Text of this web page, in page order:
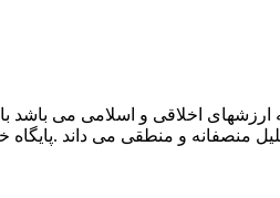
اخلاقی و اسلامی می باشد
منصفانه و منطقی می داند